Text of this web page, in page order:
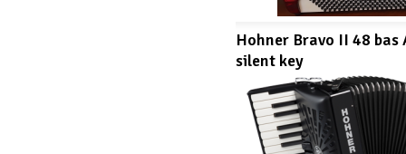
Hohner Bravo II 48 bas
silent key